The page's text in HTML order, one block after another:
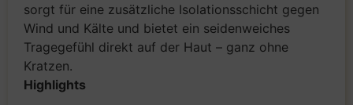
sorgt für eine zusätzliche Isolationsschicht gegen
Wind und Kälte und bietet ein seidenweiches
Tragegefühl direkt auf der Haut – ganz ohne
Kratzen.
Highlights